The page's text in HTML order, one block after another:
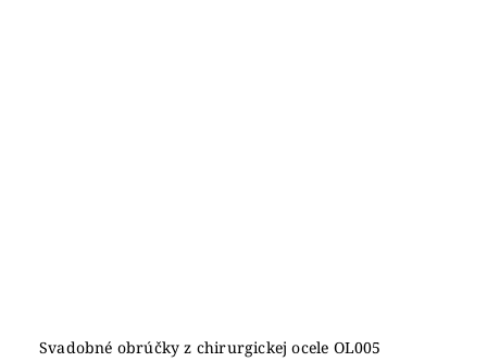
Svadobné obrúčky z chirurgickej ocele OL005